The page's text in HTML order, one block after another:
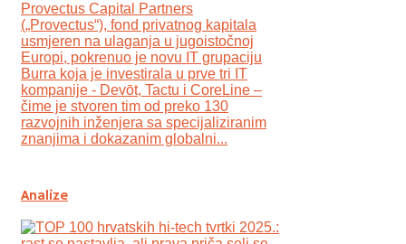
Provectus Capital Partners
(„Provectus“), fond privatnog kapitala
usmjeren na ulaganja u jugoistočnoj
Europi, pokrenuo je novu IT grupaciju
Burra koja je investirala u prve tri IT
kompanije - Devōt, Tactu i CoreLine –
čime je stvoren tim od preko 130
razvojnih inženjera sa specijaliziranim
znanjima i dokazanim globalni...
Analize